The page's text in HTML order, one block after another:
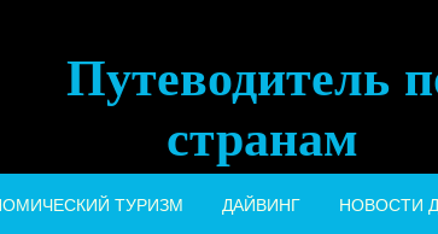
Путеводитель
странам
ТУРИЗМ ДАЙВИНГ НОВОСТИ